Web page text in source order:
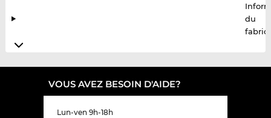
du
VOUS AVEZ BESOIN D'AIDE?
Lun-ven 9h-18h